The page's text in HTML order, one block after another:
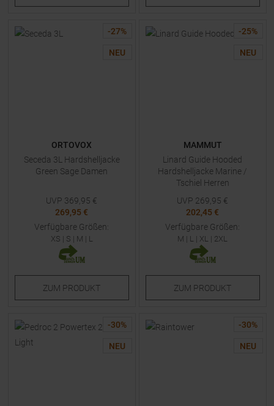
-27%
NEU
ORTOVOX
Seceda 3L Hardshelljacke
Green Sage Damen
UVP 369,95 €
269,95 €
Verfügbare Größen:
XS | S | M | L
ZUM PRODUKT
-25%
NEU
MAMMUT
Linard Guide Hooded
Hardshelljacke Marine /
Tschiel Herren
UVP 269,95 €
202,45 €
Verfügbare Größen:
M | L | XL | 2XL
ZUM PRODUKT
-30%
NEU
-30%
NEU